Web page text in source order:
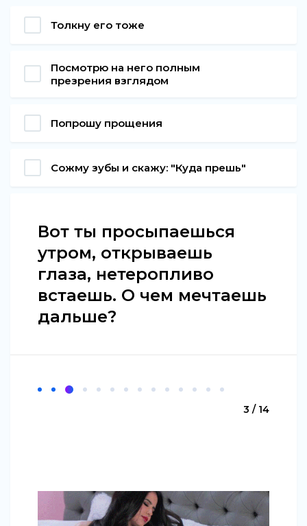
Толкну его тоже
Посмотрю на него полным
презрения взглядом
Попрошу прощения
Сожму зубы и скажу: "Куда прешь"
Вот ты просыпаешься
утром, открываешь
глаза, нетеропливо
встаешь. О чем мечтаешь
дальше?
3 / 14